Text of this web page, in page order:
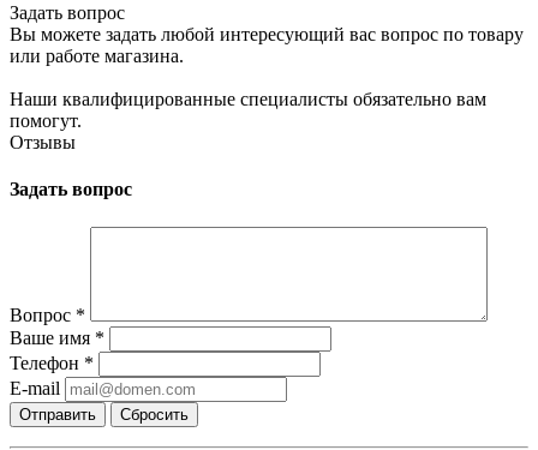
Задать вопрос
Вы можете задать любой интересующий вас вопрос по товару
или работе магазина.
Наши квалифицированные специалисты обязательно вам
помогут.
Отзывы
Задать вопрос
Вопрос *
Ваше имя *
Телефон *
E-mail
Сбросить